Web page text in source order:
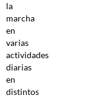
la
marcha
en
varias
actividades
diarias
en
distintos